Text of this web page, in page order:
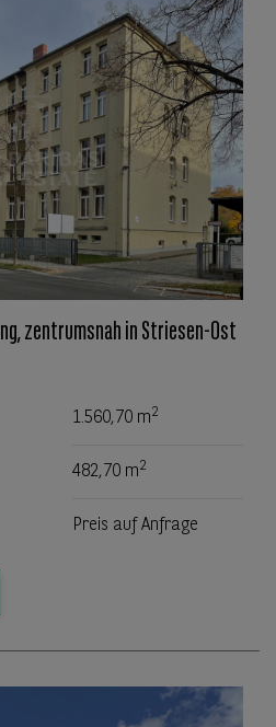
zentrumsnah in Striesen-Ost
1.560,70 m2
482,70 m2
Preis auf Anfrage